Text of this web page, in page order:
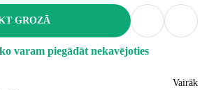
GROZĀ
varam piegādāt nekavējoties
Vairāk